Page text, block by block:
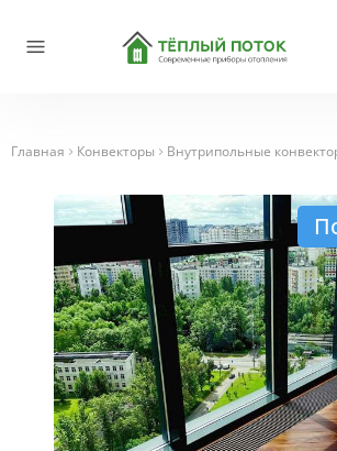
Главная Конвекторы Внутрипольные